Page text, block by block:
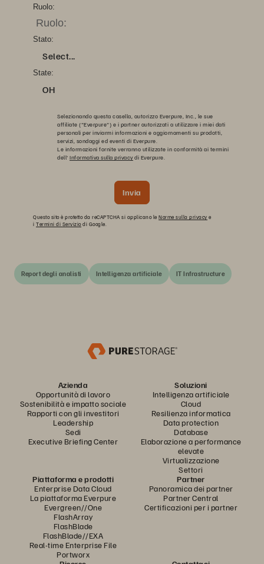
Ruolo:
Stato:
Select...
State:
OH
Selezionando questa casella, autorizzo Everpure, Inc., le sue
affiliate ("Everpure") e i partner autorizzati a utilizzare i miei dati
personali per inviarmi informazioni e aggiornamenti su prodotti,
servizi, sondaggi ed eventi di Everpure.
Le informazioni fornite verranno utilizzate in conformità ai termini
dell' Informativa sulla privacydi Everpure.
Invia
Questo sito è protetto da reCAPTCHA si applicano le Norme sulla privacy e
i Termini di Serviziodi Google.
Report degli analisti Intelligenza artificiale IT Infrastructure
Azienda
Opportunità di lavoro
Sostenibilità e impatto sociale
Rapporti con gli investitori
Leadership
Sedi
Executive Briefing Center
Soluzioni
Intelligenza artificiale
Cloud
Resilienza informatica
Data protection
Database
Elaborazione a performance
elevate
Virtualizzazione
Settori
Piattaforma e prodotti
Enterprise Data Cloud
La piattaforma Everpure
Evergreen//One
FlashArray
FlashBlade
FlashBlade//EXA
Real-time Enterprise File
Portworx
Partner
Panoramica dei partner
Partner Central
Certificazioni per i partner